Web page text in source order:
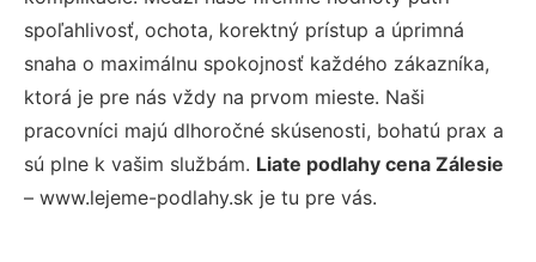
spoľahlivosť, ochota, korektný prístup a úprimná
snaha o maximálnu spokojnosť každého zákazníka,
ktorá je pre nás vždy na prvom mieste. Naši
pracovníci majú dlhoročné skúsenosti, bohatú prax a
sú plne k vašim službám. Liate podlahy cena Zálesie
– www.lejeme-podlahy.sk je tu pre vás.